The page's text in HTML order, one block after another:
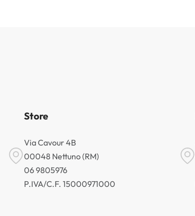
Store
Via Cavour 4B
00048 Nettuno (RM)
06 9805976
P.IVA/C.F. 15000971000